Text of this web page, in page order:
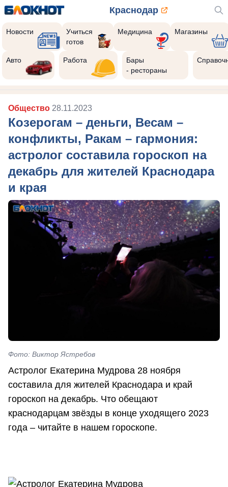
Краснодар
Новости
Учиться
готов
Медицина Магазины
Авто Работа
Бары
- рестораны
Общество 28.11.2023
Козерогам – деньги, Весам –
конфликты, Ракам – гармония:
астролог составила гороскоп на
декабрь для жителей Краснодара
и края
Фото: Виктор Ястребов
Астролог Екатерина Мудрова 28 ноября
составила для жителей Краснодара и край
гороскоп на декабрь. Что обещают
краснодарцам звёзды в конце уходящего 2023
года – читайте в нашем гороскопе.